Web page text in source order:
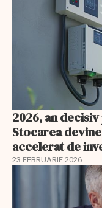
2026, an
Stocarea
accelerat de
23 FEBRUARIE 2026